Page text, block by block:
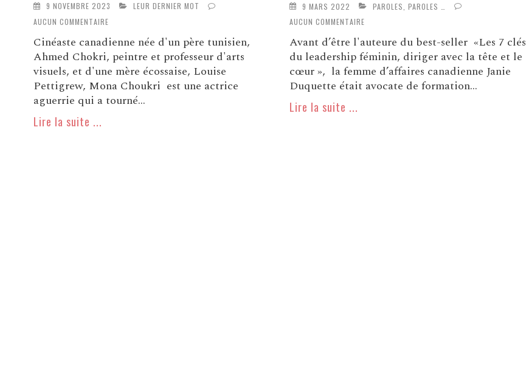
9 NOVEMBRE 2023
LEUR DERNIER MOT
AUCUN COMMENTAIRE
Cinéaste canadienne née d'un père tunisien,
Ahmed Chokri, peintre et professeur d'arts
visuels, et d'une mère écossaise, Louise
Pettigrew, Mona Choukri est une actrice
aguerrie qui a tourné...
Lire la suite ...
9 MARS 2022
PAROLES, PAROLES …
AUCUN COMMENTAIRE
Avant d’être l'auteure du best-seller «Les 7 clés
du leadership féminin, diriger avec la tête et le
cœur », la femme d’affaires canadienne Janie
Duquette était avocate de formation...
Lire la suite ...